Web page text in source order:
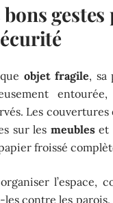
bons
objet fragile, sa
Les
sur les meubleset
froissé
l’espace,
les contre les